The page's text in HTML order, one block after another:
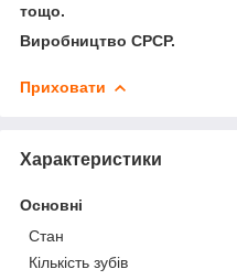
тощо.
Виробництво СРСР.
Приховати
Характеристики
Основні
Стан
Кількість зубів